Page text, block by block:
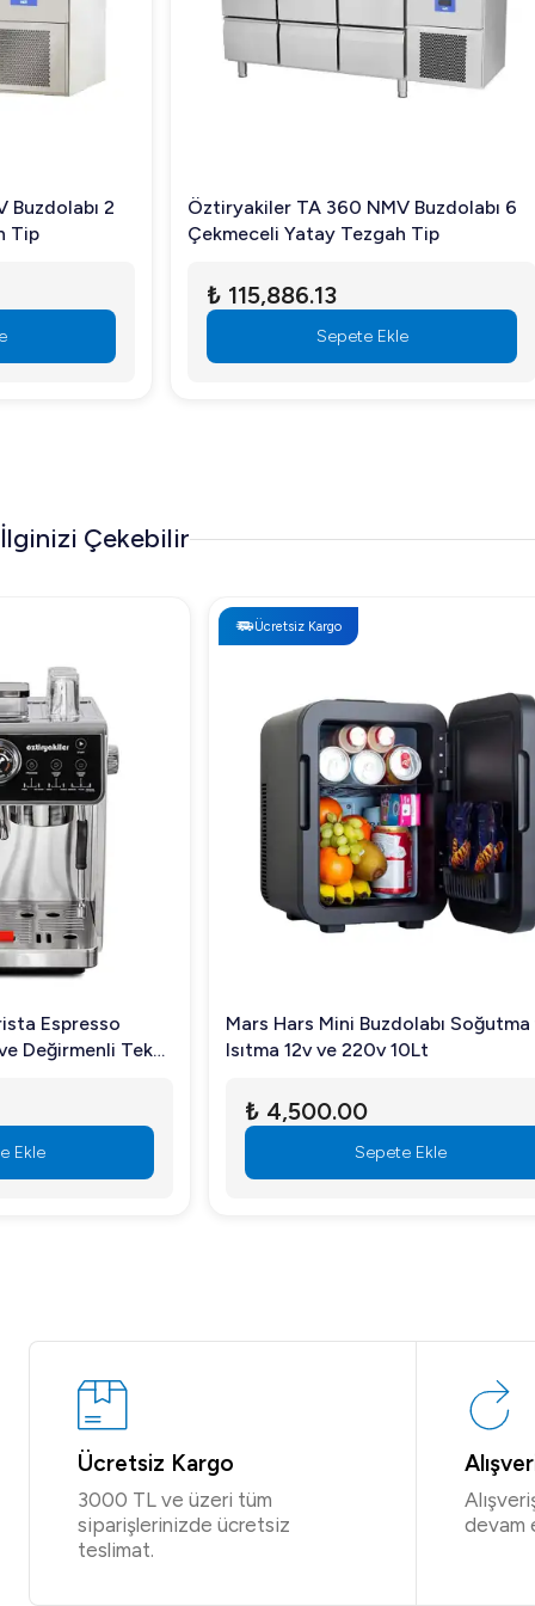
Maksimum Gürültü: 60
Öztiryakiler TA 360 NMV Buzdolabı 6
Çekmeceli Yatay Tezgah Tip
Öztiryakiler
6 Çekmeceli
İlginizi Çekebilir
Mars Hars Mini Buzdolabı Soğutma ve
Isıtma 12v ve 220v 10Lt
Vosco Buz
Ücretsiz Kargo
3000 TL ve üzeri tüm
siparişlerinizde ücretsiz
teslimat.
devam